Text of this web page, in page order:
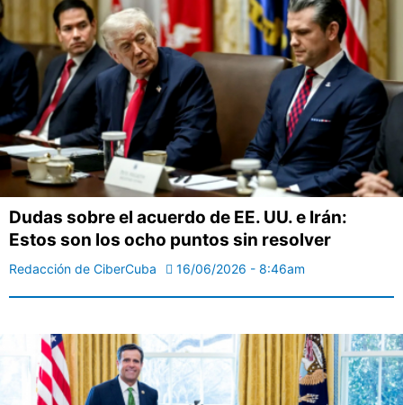
Dudas sobre el acuerdo de EE. UU. e Irán:
Estos son los ocho puntos sin resolver
Redacción de CiberCuba 16/06/2026 - 8:46am